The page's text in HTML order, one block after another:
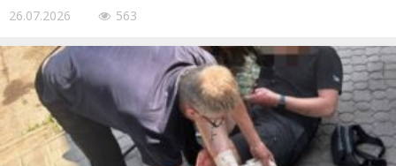
26.07.2026 563